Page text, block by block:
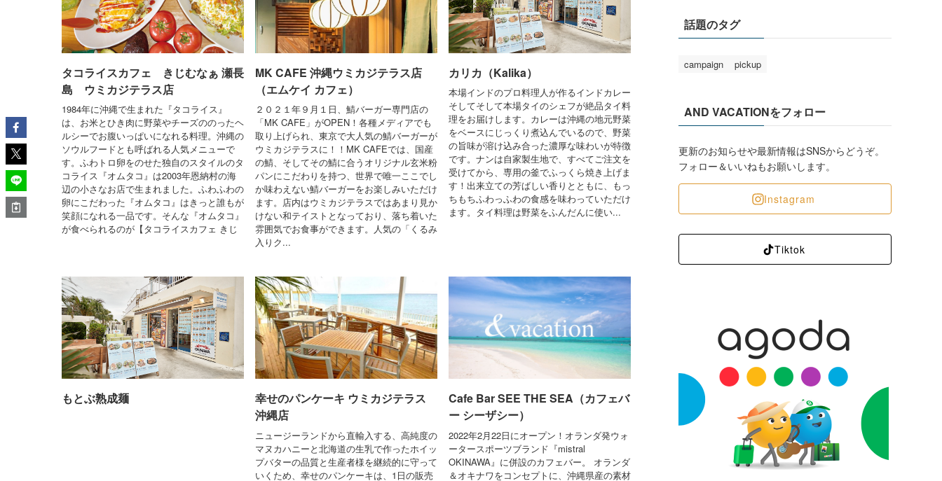
タコライスカフェ きじむなぁ 瀬長
島 ウミカジテラス店
1984年に沖縄で生まれた『タコライス』
は、お米とひき肉に野菜やチーズののったヘ
ルシーでお腹いっぱいになれる料理。沖縄の
ソウルフードとも呼ばれる人気メニューで
す。ふわトロ卵をのせた独自のスタイルのタ
コライス『オムタコ』は2003年恩納村の海
辺の小さなお店で生まれました。ふわふわの
卵にこだわった『オムタコ』はきっと誰もが
笑顔になれる一品です。そんな『オムタコ』
が食べられるのが【タコライスカフェ きじ
MK CAFE 沖縄ウミカジテラス店
（エムケイ カフェ）
２０２１年９月１日、鯖バーガー専門店の
「MK CAFE」がOPEN！各種メディアでも
取り上げられ、東京で大人気の鯖バーガーが
ウミカジテラスに！！MK CAFEでは、国産
の鯖、そしてその鯖に合うオリジナル玄米粉
パンにこだわりを持つ、世界で唯一ここでし
か味わえない鯖バーガーをお楽しみいただけ
ます。店内はウミカジテラスではあまり見か
けない和テイストとなっており、落ち着いた
雰囲気でお食事ができます。人気の「くるみ
入りク...
カリカ（Kalika）
本場インドのプロ料理人が作るインドカレー
そしてそして本場タイのシェフが絶品タイ料
理をお届けします。カレーは沖縄の地元野菜
をベースにじっくり煮込んでいるので、野菜
の旨味が溶け込み合った濃厚な味わいが特徴
です。ナンは自家製生地で、すべてご注文を
受けてから、専用の釜でふっくら焼き上げま
す！出来立ての芳ばしい香りとともに、もっ
ちもちふわっふわの食感を味わっていただけ
ます。タイ料理は野菜をふんだんに使い...
もとぶ熟成麺
幸せのパンケーキ ウミカジテラス
沖縄店
ニュージーランドから直輸入する、高純度の
マヌカハニーと北海道の生乳で作ったホイッ
プバターの品質と生産者様を継続的に守って
いくため、幸せのパンケーキは、1日の販売
Cafe Bar SEE THE SEA（カフェバ
ー シーザシー）
2022年2月22日にオープン！オランダ発ウォ
ータースポーツブランド『mistral
OKINAWA』に併設のカフェバー。 オランダ
＆オキナワをコンセプトに、沖縄県産の素材
話題のタグ
campaign pickup
AND VACATIONをフォロー
更新のお知らせや最新情報はSNSからどうぞ。
フォロー＆いいねもお願いします。
Instagram
Tiktok